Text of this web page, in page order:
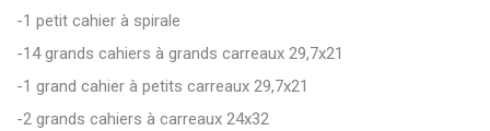
-1 petit cahier à spirale
-14 grands cahiers à grands carreaux 29,7x21
-1 grand cahier à petits carreaux 29,7x21
-2 grands cahiers à carreaux 24x32